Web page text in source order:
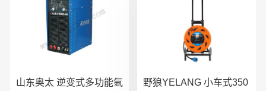
山东奥太 逆变式多功能氩
野狼YELANG 小车式350